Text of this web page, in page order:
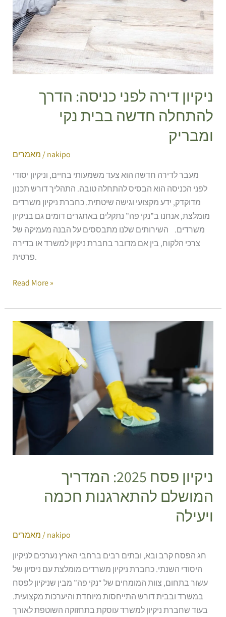
ניקיון דירה לפני כניסה: הדרך
להתחלה חדשה בבית נקי
ומבריק
מאמרים /nakipo
מעבר לדירה חדשה הוא צעד משמעותי בחיים, וניקיון יסודי
לפני הכניסה הוא הבסיס להתחלה טובה. התהליך דורש תכנון
מדוקדק, ידע מקצועי וגישה שיטתית. כחברת ניקיון משרדים
מומלצת, אנחנו ב”נקי פה” נתקלים באתגרים דומים גם בניקיון
משרדים. השירותים שלנו מתבססים על הבנה מעמיקה של
צרכי הלקוח, בין אם מדובר בחברת ניקיון למשרד או בדירה
פרטית.
להתחלה
חדשה
בבית
נקי
ומבריק
Read More »
ניקיון פסח 2025: המדריך
המושלם להתארגנות חכמה
ויעילה
מאמרים /nakipo
חג הפסח קרב ובא, ובתים רבים ברחבי הארץ נערכים לניקיון
היסודי השנתי. כחברת ניקיון משרדים מומלצת עם ניסיון של
עשור בתחום, צוות המומחים של “נקי פה” מבין שניקיון לפסח
במשרד ובבית דורש התייחסות מיוחדת והיערכות מקצועית.
בעוד שחברת ניקיון למשרד עוסקת בתחזוקה השוטפת לאורך
ניקיון
2025:
המדריך
המושלם
להתארגנות
חכמה
ויעילה